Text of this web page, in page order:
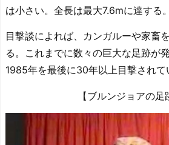
は小さい。全長は最大7.6mに達する。
目撃談によれば、カンガルーや家畜
る。これまでに数々の巨大な足跡が
1985年を最後に30年以上目撃されて
【ブルンジョアの足